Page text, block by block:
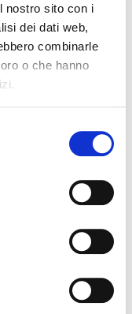
nostro sito con i
dei dati web,
combinarle
o che hanno